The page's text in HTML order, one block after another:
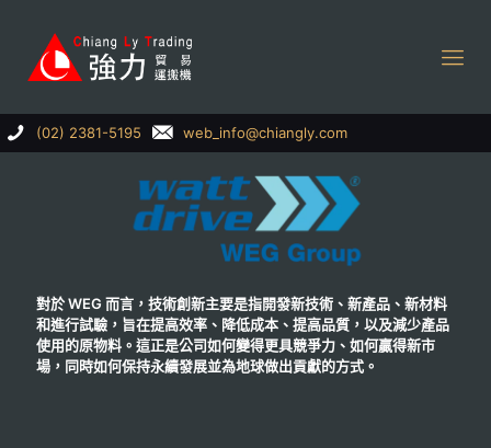
(02) 2381-5195 web_info@chiangly.com
對於WEG 而言，技術創新主要是指開發新技術、新產品、新材料
和進行試驗，旨在提高效率、降低成本、提高品質，以及減少產品
使用的原物料。這正是公司如何變得更具競爭力、如何贏得新市
場，同時如何保持永續發展並為地球做出貢獻的方式。